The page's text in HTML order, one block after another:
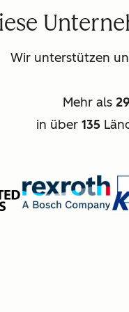
Wir unterstützen
Mehr als
in über 135